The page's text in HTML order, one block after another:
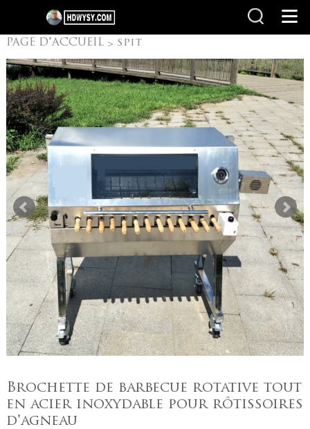
PAGE D'ACCUEIL> spit
roast>
Brochette de barbecue rotative tout
en acier inoxydable pour rôtissoires
d'agneau